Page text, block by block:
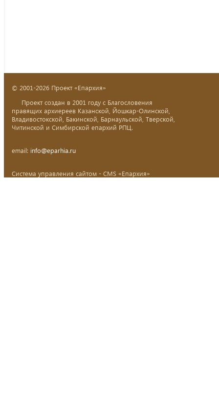
© 2001-2026 Проект «Епархия»
Проект создан в 2001 году с Благословения
правящих архиереев Казанской, Йошкар-Олинской,
Владивостокской, Бакинской, Барнаульской, Тверской,
Читинской и Симбирской епархий РПЦ.
email: info@eparhia.ru
Система управления сайтом - CMS «Епархия»